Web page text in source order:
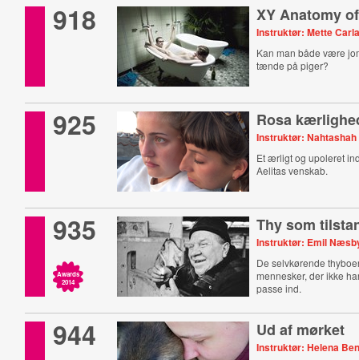
918 XY Anatomy
Instruktør: Mette
Kan man både være
tænde på piger?
925 Rosa
Instruktør:
Et ærligt og upoleret
Aelitas venskab.
935
Awards
2014
Thy som
Instruktør: Emil
De selvkørende
mennesker, der ikke
passe ind.
944 Ud af mørket
Instruktør: Helena